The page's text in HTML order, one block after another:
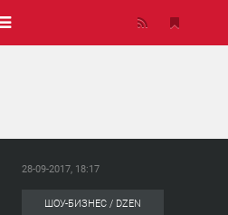
28-09-2017, 18:17
ШОУ-БИЗНЕС / DZEN